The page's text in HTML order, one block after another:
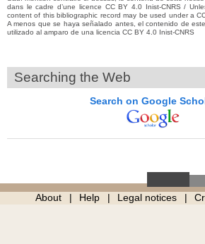
dans le cadre d’une licence CC BY 4.0 Inist-CNRS /
content of this bibliographic record may be used under a
A menos que se haya señalado antes, el contenido de
utilizado al amparo de una licencia CC BY 4.0 Inist-CNRS
Searching the Web
Search on Google
About Help Legal notices